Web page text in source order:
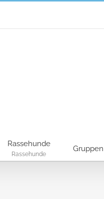
Rassehunde
Rassehunde